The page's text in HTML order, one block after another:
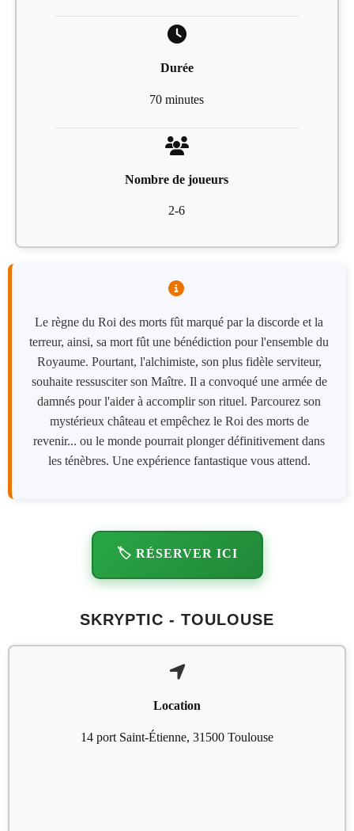
Durée
70 minutes
Nombre de joueurs
2-6
Le règne du Roi des morts fût marqué par la discorde et la
terreur, ainsi, sa mort fût une bénédiction pour l'ensemble du
Royaume. Pourtant, l'alchimiste, son plus fidèle serviteur,
souhaite ressusciter son Maître. Il a convoqué une armée de
damnés pour l'aider à accomplir son rituel. Parcourez son
mystérieux château et empêchez le Roi des morts de
revenir... ou le monde pourrait plonger définitivement dans
les ténèbres. Une expérience fantastique vous attend.
🏷️ RÉSERVER ICI
SKRYPTIC - TOULOUSE
Location
14 port Saint-Étienne, 31500 Toulouse